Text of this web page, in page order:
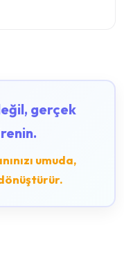
gerçek
umuda,